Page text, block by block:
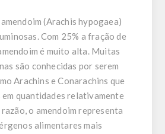
(Arachis hypogaea)
Com 25% a fração de
é muito alta. Muitas
são conhecidas por serem
Arachins e Conarachins que
quantidades relativamente
o amendoim representa
alimentares mais